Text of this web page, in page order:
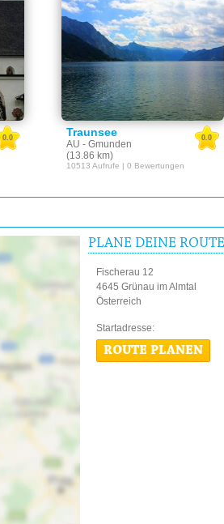
0.0 Traunsee
AU - Gmunden
(13.86 km)
0.0
10513 Aufrufe | 0 Bewertungen
PLANE DEINE ROUTE
Fischerau 12
4645 Grünau im Almtal
Österreich
ROUTE PLANEN